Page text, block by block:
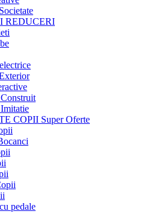
REDUCERI
COPII Super Oferte
pedale